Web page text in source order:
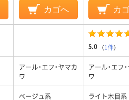
カゴへ カ
5.0 （1件）
アール・エフ・ヤマカ
ワ
アール・エフ
ワ
ベージュ系 ライト木目系